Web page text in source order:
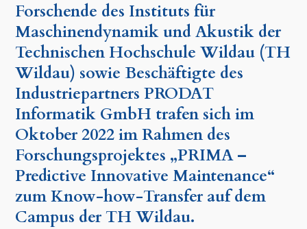
Forschende des Instituts für
Maschinendynamik und Akustik der
Technischen Hochschule Wildau (TH
Wildau) sowie Beschäftigte des
Industriepartners PRODAT
Informatik GmbH trafen sich im
Oktober 2022 im Rahmen des
Forschungsprojektes „PRIMA –
Predictive Innovative Maintenance“
zum Know-how-Transfer auf dem
Campus der TH Wildau.